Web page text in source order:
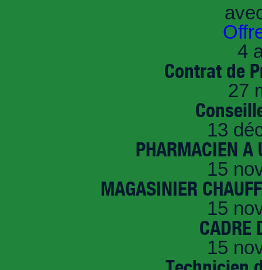
4
Contrat de
27
13
PHARMACIEN A
15
MAGASINIER
15
CADRE
15